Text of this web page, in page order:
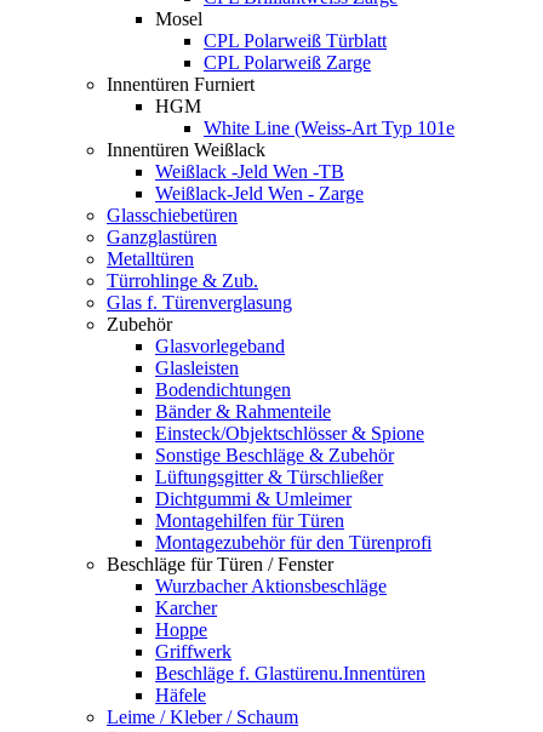
Mosel
CPL Polarweiß Türblatt
CPL Polarweiß Zarge
Innentüren Furniert
HGM
White Line (Weiss-Art Typ 101e
Innentüren Weißlack
Weißlack -Jeld Wen -TB
Weißlack-Jeld Wen - Zarge
Glasschiebetüren
Ganzglastüren
Metalltüren
Türrohlinge & Zub.
Glas f. Türenverglasung
Zubehör
Glasvorlegeband
Glasleisten
Bodendichtungen
Bänder & Rahmenteile
Einsteck/Objektschlösser & Spione
Sonstige Beschläge & Zubehör
Lüftungsgitter & Türschließer
Dichtgummi & Umleimer
Montagehilfen für Türen
Montagezubehör für den Türenprofi
Beschläge für Türen / Fenster
Wurzbacher Aktionsbeschläge
Karcher
Hoppe
Griffwerk
Beschläge f. Glastürenu.Innentüren
Häfele
Leime / Kleber / Schaum